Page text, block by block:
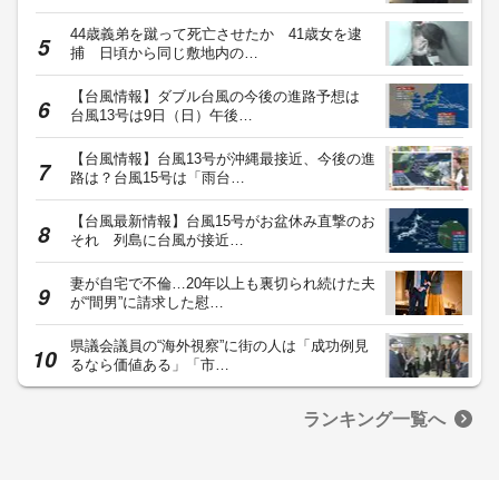
44歳義弟を蹴って死亡させたか 41歳女を逮
捕 日頃から同じ敷地内の…
【台風情報】ダブル台風の今後の進路予想は
台風13号は9日（日）午後…
【台風情報】台風13号が沖縄最接近、今後の進
路は？台風15号は「雨台…
【台風最新情報】台風15号がお盆休み直撃のお
それ 列島に台風が接近…
妻が自宅で不倫…20年以上も裏切られ続けた夫
が“間男”に請求した慰…
県議会議員の“海外視察”に街の人は「成功例見
るなら価値ある」「市…
ランキング一覧へ